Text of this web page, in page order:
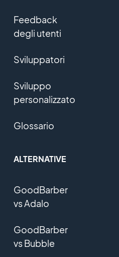
Feedback
degli utenti
Sviluppatori
Sviluppo
personalizzato
Glossario
ALTERNATIVE
GoodBarber
vs Adalo
GoodBarber
vs Bubble